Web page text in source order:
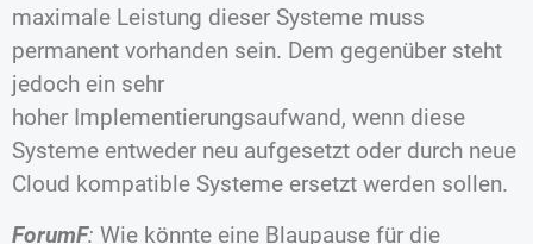
maximale Leistung dieser Systeme muss
permanent vorhanden sein. Dem gegenüber steht
jedoch ein sehr
hoher Implementierungsaufwand, wenn diese
Systeme entweder neu aufgesetzt oder durch neue
Cloud kompatible Systeme ersetzt werden sollen.
ForumF: Wie könnte eine Blaupause für die